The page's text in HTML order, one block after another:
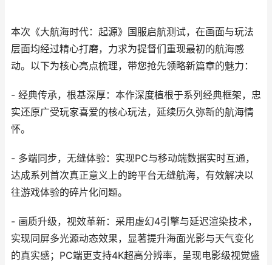
本次《大航海时代：起源》国服启航测试，在画面与玩法
层面均经过精心打磨，力求为提督们重现最初的航海感
动。以下为核心亮点梳理，带您抢先领略新篇章的魅力：
- 经典传承，根基深厚：本作深度植根于系列经典框架，忠
实还原广受玩家喜爱的核心玩法，延续历久弥新的航海情
怀。
- 多端同步，无缝体验：实现PC与移动端数据实时互通，
达成系列首次真正意义上的跨平台无缝航海，有效解决以
往游戏体验的碎片化问题。
- 画质升级，视效革新：采用虚幻4引擎与延迟渲染技术，
实现同屏多光源动态效果，显著提升海面光影与天气变化
的真实感；PC端更支持4K超高分辨率，呈现电影级视觉盛